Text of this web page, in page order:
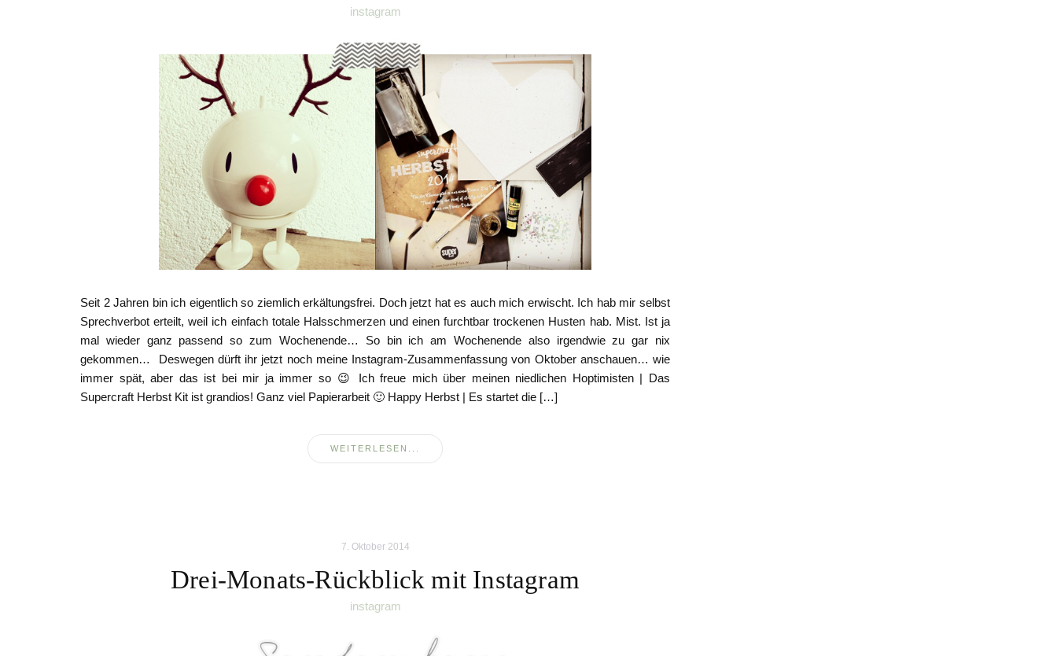
instagram
Seit 2 Jahren bin ich eigentlich so ziemlich erkältungsfrei. Doch jetzt hat es auch mich erwischt. Ich hab mir selbst
Sprechverbot erteilt, weil ich einfach totale Halsschmerzen und einen furchtbar trockenen Husten hab. Mist. Ist ja
mal wieder ganz passend so zum Wochenende… So bin ich am Wochenende also irgendwie zu gar nix
gekommen… Deswegen dürft ihr jetzt noch meine Instagram-Zusammenfassung von Oktober anschauen… wie
immer spät, aber das ist bei mir ja immer so 😉 Ich freue mich über meinen niedlichen Hoptimisten | Das
Supercraft Herbst Kit ist grandios! Ganz viel Papierarbeit 🙂 Happy Herbst | Es startet die […]
WEITERLESEN...
7. Oktober 2014
Drei-Monats-Rückblick mit Instagram
instagram